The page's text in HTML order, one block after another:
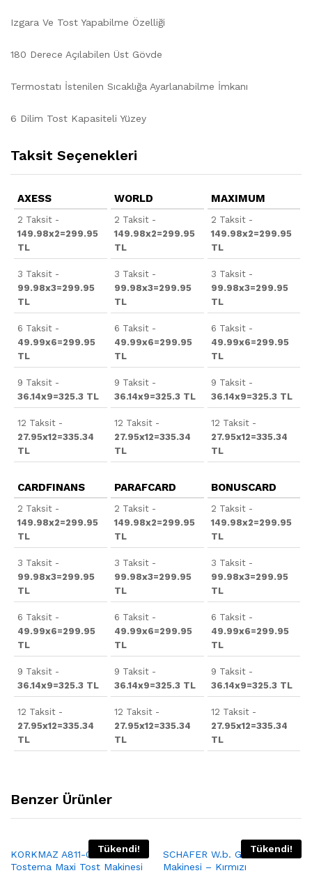
Izgara Ve Tost Yapabilme Özelliği
180 Derece Açılabilen Üst Gövde
Termostatı İstenilen Sıcaklığa Ayarlanabilme İmkanı
6 Dilim Tost Kapasiteli Yüzey
Taksit Seçenekleri
AXESS
2 Taksit -
149.98x2=299.95
TL
3 Taksit -
99.98x3=299.95
TL
6 Taksit -
49.99x6=299.95
TL
9 Taksit -
36.14x9=325.3 TL
12 Taksit -
27.95x12=335.34
TL
WORLD
2 Taksit -
149.98x2=299.95
TL
3 Taksit -
99.98x3=299.95
TL
6 Taksit -
49.99x6=299.95
TL
9 Taksit -
36.14x9=325.3 TL
12 Taksit -
27.95x12=335.34
TL
MAXIMUM
2 Taksit -
149.98x2=299.95
TL
3 Taksit -
99.98x3=299.95
TL
6 Taksit -
49.99x6=299.95
TL
9 Taksit -
36.14x9=325.3 TL
12 Taksit -
27.95x12=335.34
TL
CARDFINANS
2 Taksit -
149.98x2=299.95
TL
3 Taksit -
99.98x3=299.95
TL
6 Taksit -
49.99x6=299.95
TL
9 Taksit -
36.14x9=325.3 TL
12 Taksit -
27.95x12=335.34
TL
PARAFCARD
2 Taksit -
149.98x2=299.95
TL
3 Taksit -
99.98x3=299.95
TL
6 Taksit -
49.99x6=299.95
TL
9 Taksit -
36.14x9=325.3 TL
12 Taksit -
27.95x12=335.34
TL
BONUSCARD
2 Taksit -
149.98x2=299.95
TL
3 Taksit -
99.98x3=299.95
TL
6 Taksit -
49.99x6=299.95
TL
9 Taksit -
36.14x9=325.3 TL
12 Taksit -
27.95x12=335.34
TL
Benzer Ürünler
Tükendi!
KORKMAZ A811-02 KROM
Tostema Maxi Tost Makinesi
Tükendi!
SCHAFER W.b. Grill Chef Tost
Makinesi – Kırmızı